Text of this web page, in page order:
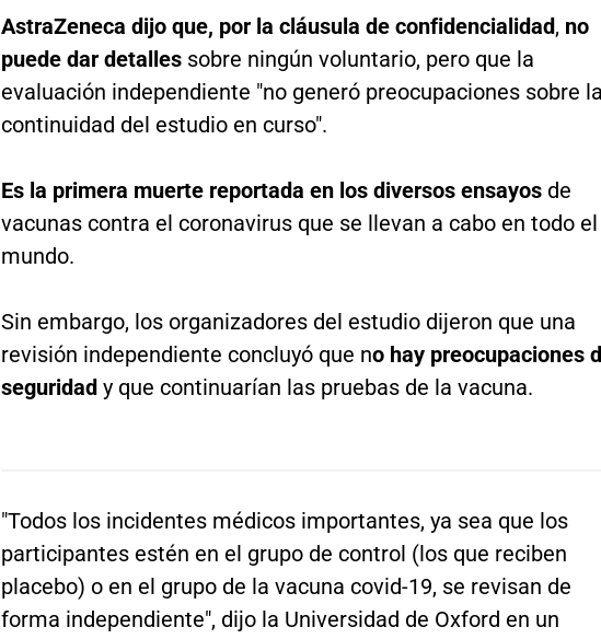
AstraZeneca dijo que, por la cláusula de confidencialidad, no
puede dar detallessobre ningún voluntario, pero que la
evaluación independiente "no generó preocupaciones sobre
continuidad del estudio en curso".
Es la primera muerte reportada en los diversos ensayos de
vacunas contra el coronavirus que se llevan a cabo en todo el
mundo.
Sin embargo, los organizadores del estudio dijeron que una
revisión independiente concluyó que no hay preocupaciones
seguridady que continuarían las pruebas de la vacuna.
"Todos los incidentes médicos importantes, ya sea que los
participantes estén en el grupo de control (los que reciben
placebo) o en el grupo de la vacuna covid-19, se revisan de
forma independiente", dijo la Universidad de Oxford en un